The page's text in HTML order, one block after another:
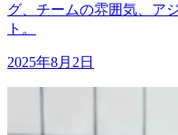
グ、チームの雰囲気、ア
ト。
2025年8月2日